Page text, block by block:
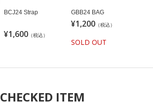
BCJ24 Strap
¥1,600 （税込）
GBB24 BAG
¥1,200 （税込）
SOLD OUT
CHECKED ITEM